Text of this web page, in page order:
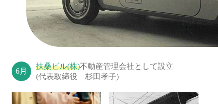
扶桑ビル(株)不動産管理会社として設立
(代表取締役 杉田孝子)